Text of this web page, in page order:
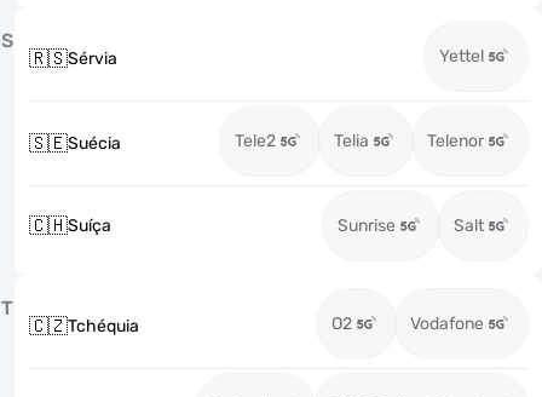
S
🇷🇸Sérvia Yettel
🇸🇪Suécia Tele2 Telia Telenor
🇨🇭Suíça Sunrise Salt
T
🇨🇿Tchéquia O2 Vodafone